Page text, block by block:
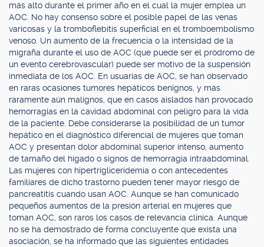
más alto durante el primer año en el cual la mujer emplea un
AOC. No hay consenso sobre el posible papel de las venas
varicosas y la tromboflebitis superficial en el tromboembolismo
venoso. Un aumento de la frecuencia o la intensidad de la
migraña durante el uso de AOC (que puede ser el pródromo de
un evento cerebrovascular) puede ser motivo de la suspensión
inmediata de los AOC. En usuarias de AOC, se han observado
en raras ocasiones tumores hepáticos benignos, y más
raramente aún malignos, que en casos aislados han provocado
hemorragias en la cavidad abdominal con peligro para la vida
de la paciente. Debe considerarse la posibilidad de un tumor
hepático en el diagnóstico diferencial de mujeres que toman
AOC y presentan dolor abdominal superior intenso, aumento
de tamaño del hígado o signos de hemorragia intraabdominal.
Las mujeres con hipertrigliceridemia o con antecedentes
familiares de dicho trastorno pueden tener mayor riesgo de
pancreatitis cuando usan AOC. Aunque se han comunicado
pequeños aumentos de la presión arterial en mujeres que
toman AOC, son raros los casos de relevancia clínica. Aunque
no se ha demostrado de forma concluyente que exista una
asociación, se ha informado que las siguientes entidades